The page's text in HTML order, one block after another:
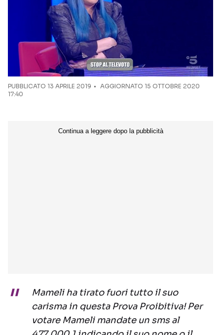
PUBBLICATO 13 APRILE 2019
AGGIORNATO 15 OTTOBRE 2020
17:40
Mameli ha tirato fuori tutto il suo
carisma in questa Prova Proibitiva! Per
votare Mameli mandate un sms al